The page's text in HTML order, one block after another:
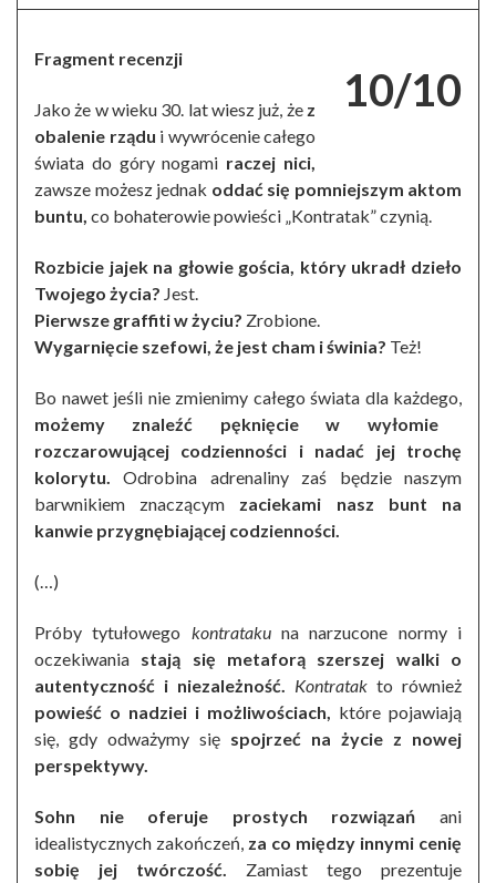
10/10
Fragment recenzji
Jako że w wieku 30. lat wiesz już, żez
obalenie rządu i wywrócenie całego
świata do góry nogami raczej nici,
zawsze możesz jednak oddać się pomniejszym aktom
buntu, co bohaterowie powieści „Kontratak” czynią.
Rozbicie jajek na głowie gościa, który ukradł dzieło
Twojego życia? Jest.
Pierwsze graffiti w życiu? Zrobione.
Wygarnięcie szefowi, że jest cham i świnia? Też!
Bo nawet jeśli nie zmienimy całego świata dla każdego,
możemy znaleźć pęknięcie w wyłomie
rozczarowującej codzienności i nadać jej trochę
kolorytu.
Odrobina adrenaliny zaś będzie naszym
barwnikiem znaczącym zaciekami nasz bunt na
kanwie przygnębiającej codzienności.
(…)
Próby tytułowego kontratakuna narzucone normy i
oczekiwania stają się metaforą szerszej walki o
autentyczność i niezależność. Kontratak to również
powieść o nadziei i możliwościach,
które pojawiają
się, gdy odważymy się spojrzeć na życie z nowej
perspektywy.
Sohn nie oferuje prostych rozwiązań ani
idealistycznych zakończeń, za co między innymi cenię
sobię jej twórczość.
Zamiast tego prezentuje